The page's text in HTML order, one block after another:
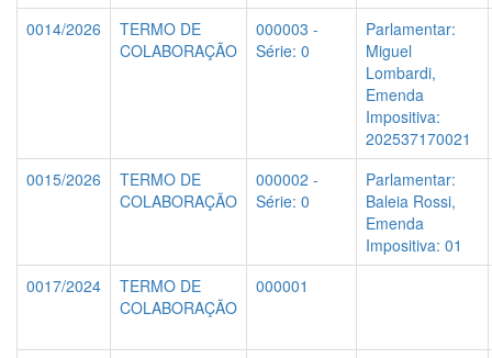
0014/2026
TERMO DE
COLABORAÇÃO
000003 -
Série: 0
Parlamentar:
Miguel
Lombardi,
Emenda
Impositiva:
202537170021
0015/2026
TERMO DE
COLABORAÇÃO
000002 -
Série: 0
Parlamentar:
Baleia Rossi,
Emenda
Impositiva: 01
0017/2024
TERMO DE
COLABORAÇÃO
000001